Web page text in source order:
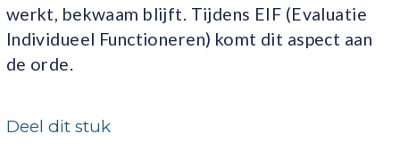
werkt, bekwaam blijft. Tijdens EIF (Evaluatie
Individueel Functioneren) komt dit aspect aan
de orde.
Deel dit stuk